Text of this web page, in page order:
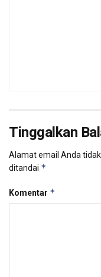
Tinggalkan
Alamat email Anda
ditandai *
Komentar *